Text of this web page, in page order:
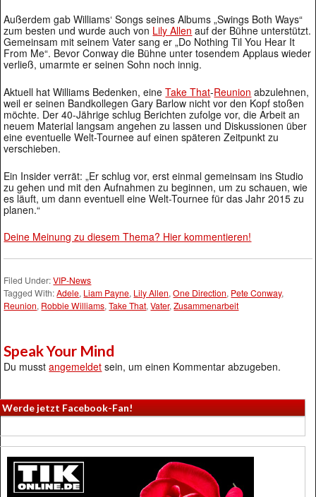
Außerdem gab Williams‘ Songs seines Albums „Swings Both Ways“
zum besten und wurde auch von Lily Allen auf der Bühne unterstützt.
Gemeinsam mit seinem Vater sang er „Do Nothing Til You Hear It
From Me“. Bevor Conway die Bühne unter tosendem Applaus wieder
verließ, umarmte er seinen Sohn noch innig.
Aktuell hat Williams Bedenken, eineTake That-Reunion abzulehnen,
weil er seinen Bandkollegen Gary Barlow nicht vor den Kopf stoßen
möchte. Der 40-Jährige schlug Berichten zufolge vor, die Arbeit an
neuem Material langsam angehen zu lassen und Diskussionen über
eine eventuelle Welt-Tournee auf einen späteren Zeitpunkt zu
verschieben.
Ein Insider verrät: „Er schlug vor, erst einmal gemeinsam ins Studio
zu gehen und mit den Aufnahmen zu beginnen, um zu schauen, wie
es läuft, um dann eventuell eine Welt-Tournee für das Jahr 2015 zu
planen.“
Deine Meinung zu diesem Thema? Hier kommentieren!
Filed Under:VIP-News
Tagged With:Adele, Liam Payne, Lily Allen,One Direction, Pete Conway,
Reunion, Robbie Williams,Take That,Vater,Zusammenarbeit
Speak Your Mind
Du musstangemeldet sein, um einen Kommentar abzugeben.
Werde jetzt Facebook-Fan!